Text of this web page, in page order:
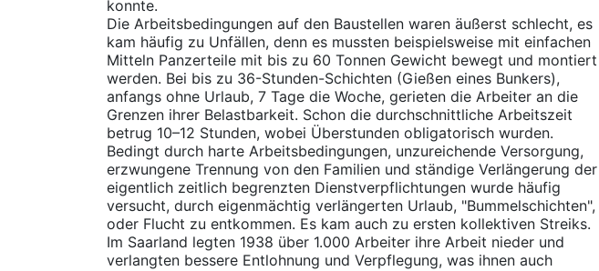
konnte.
Die Arbeitsbedingungen auf den Baustellen waren äußerst schlecht, es
kam häufig zu Unfällen, denn es mussten beispielsweise mit einfachen
Mitteln Panzerteile mit bis zu 60 Tonnen Gewicht bewegt und montiert
werden. Bei bis zu 36-Stunden-Schichten (Gießen eines Bunkers),
anfangs ohne Urlaub, 7 Tage die Woche, gerieten die Arbeiter an die
Grenzen ihrer Belastbarkeit. Schon die durchschnittliche Arbeitszeit
betrug 10–12 Stunden, wobei Überstunden obligatorisch wurden.
Bedingt durch harte Arbeitsbedingungen, unzureichende Versorgung,
erzwungene Trennung von den Familien und ständige Verlängerung der
eigentlich zeitlich begrenzten Dienstverpflichtungen wurde häufig
versucht, durch eigenmächtig verlängerten Urlaub, "Bummelschichten",
oder Flucht zu entkommen. Es kam auch zu ersten kollektiven Streiks.
Im Saarland legten 1938 über 1.000 Arbeiter ihre Arbeit nieder und
verlangten bessere Entlohnung und Verpflegung, was ihnen auch